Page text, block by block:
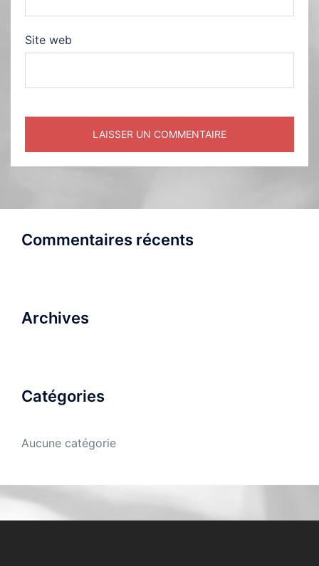
Site web
Commentaires récents
Archives
Catégories
Aucune catégorie